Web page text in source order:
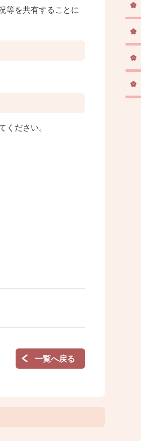
等を共有することに
ください。
一覧へ戻る